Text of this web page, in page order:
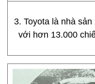
3. Toyota là nhà
với hơn 13.000